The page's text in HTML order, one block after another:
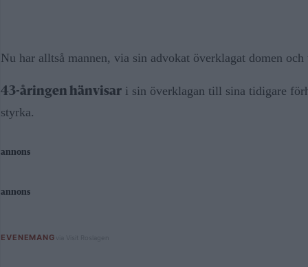
Nu har alltså mannen, via sin advokat överklagat domen
43-åringen hänvisar i sin överklagan till sina tidigare
styrka.
annons
annons